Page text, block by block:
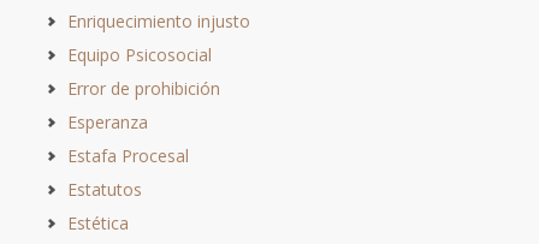
Enriquecimiento injusto
Equipo Psicosocial
Error de prohibición
Esperanza
Estafa Procesal
Estatutos
Estética